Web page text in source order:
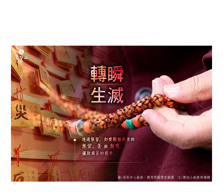
初轉法-阿含期